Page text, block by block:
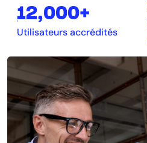
12,000+
Utilisateurs accrédités